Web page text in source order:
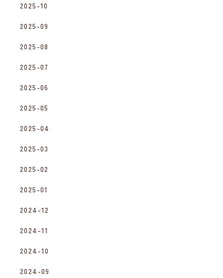
2025-10
2025-09
2025-08
2025-07
2025-06
2025-05
2025-04
2025-03
2025-02
2025-01
2024-12
2024-11
2024-10
2024-09